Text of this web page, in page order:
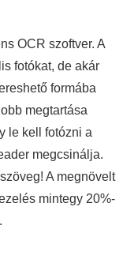
OCR szoftver. A
fotókat, de akár
formába
megtartása
le kell fotózni a
megcsinálja.
A megnövelt
mintegy 20%-